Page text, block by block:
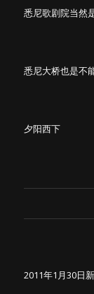
悉尼歌剧院当然
悉尼大桥也是不
夕阳西下
2011年1月30日